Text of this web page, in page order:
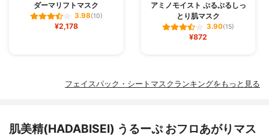
ダーマリフトマスク
3.98(10)
¥2,178
アミノモイスト ぷるぷるしっ
とり肌マスク
3.90(15)
¥872
フェイスパック・シートマスクランキングをもっと見る
肌美精(HADABISEI) うるーぷ おフロあがりマス